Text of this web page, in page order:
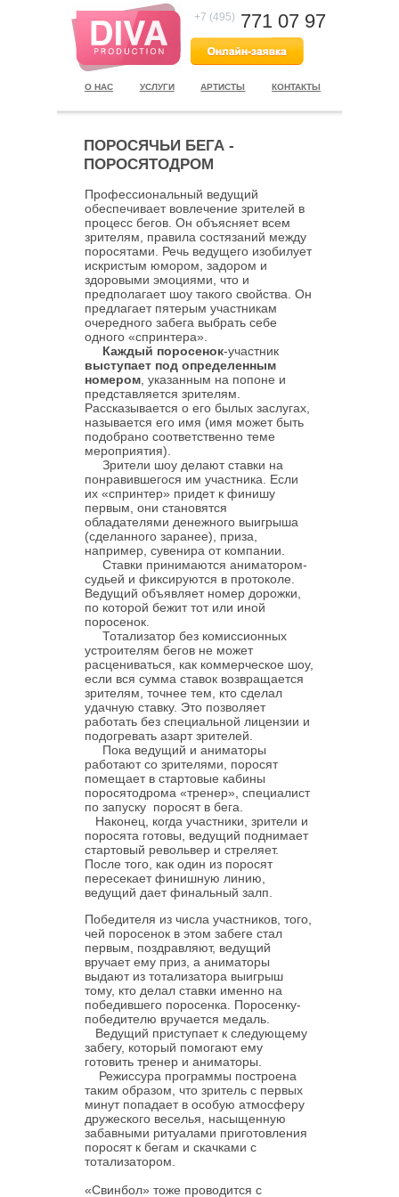
+7 (495) 771 07 97
О НАС УСЛУГИ АРТИСТЫ КОНТАКТЫ
ПОРОСЯЧЬИ БЕГА -
ПОРОСЯТОДРОМ
Профессиональный ведущий
обеспечивает вовлечение зрителей в
процесс бегов. Он объясняет всем
зрителям, правила состязаний между
поросятами. Речь ведущего изобилует
искристым юмором, задором и
здоровыми эмоциями, что и
предполагает шоу такого свойства. Он
предлагает пятерым участникам
очередного забега выбрать себе
одного «спринтера».
Каждый поросенок-участник
выступает под определенным
номером, указанным на попоне и
представляется зрителям.
Рассказывается о его былых заслугах,
называется его имя (имя может быть
подобрано соответственно теме
мероприятия).
Зрители шоу делают ставки на
понравившегося им участника. Если
их «спринтер» придет к финишу
первым, они становятся
обладателями денежного выигрыша
(сделанного заранее), приза,
например, сувенира от компании.
Ставки принимаются аниматором-
судьей и фиксируются в протоколе.
Ведущий объявляет номер дорожки,
по которой бежит тот или иной
поросенок.
Тотализатор без комиссионных
устроителям бегов не может
расцениваться, как коммерческое шоу,
если вся сумма ставок возвращается
зрителям, точнее тем, кто сделал
удачную ставку. Это позволяет
работать без специальной лицензии и
подогревать азарт зрителей.
Пока ведущий и аниматоры
работают со зрителями, поросят
помещает в стартовые кабины
поросятодрома «тренер», специалист
по запуску поросят в бега.
Наконец, когда участники, зрители и
поросята готовы, ведущий поднимает
стартовый револьвер и стреляет.
После того, как один из поросят
пересекает финишную линию,
ведущий дает финальный залп.
Победителя из числа участников, того,
чей поросенок в этом забеге стал
первым, поздравляют, ведущий
вручает ему приз, а аниматоры
выдают из тотализатора выигрыш
тому, кто делал ставки именно на
победившего поросенка. Поросенку-
победителю вручается медаль.
Ведущий приступает к следующему
забегу, который помогают ему
готовить тренер и аниматоры.
Режиссура программы построена
таким образом, что зритель с первых
минут попадает в особую атмосферу
дружеского веселья, насыщенную
забавными ритуалами приготовления
поросят к бегам и скачками с
тотализатором.
«Свинбол» тоже проводится с